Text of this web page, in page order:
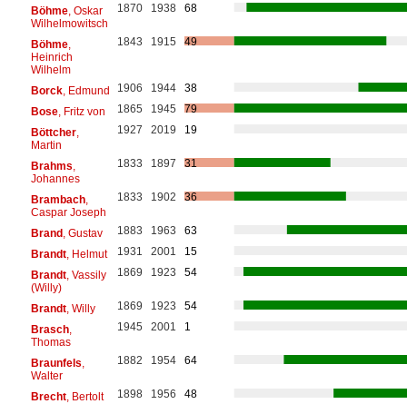
Böhme, Oskar
Wilhelmowitsch
1870 1938 68
Böhme,
Heinrich
Wilhelm
1843 1915 49
Borck, Edmund 1906 1944
38
Bose, Fritz von 1865 1945
79
Böttcher,
Martin
1927 2019 19
Brahms
Johannes
1833 1897 31
Brambach,
Caspar Joseph
1833 1902 36
Brand, Gustav 1883 1963
63
Brandt, Helmut 1931 2001
15
Brandt, Vassily
(Willy)
1869 1923 54
Brandt, Willy 1869 1923
54
Brasch,
Thomas
1945 2001 1
Braunfels
Walter
1882 1954 64
Brecht, Bertolt 1898 1956
48